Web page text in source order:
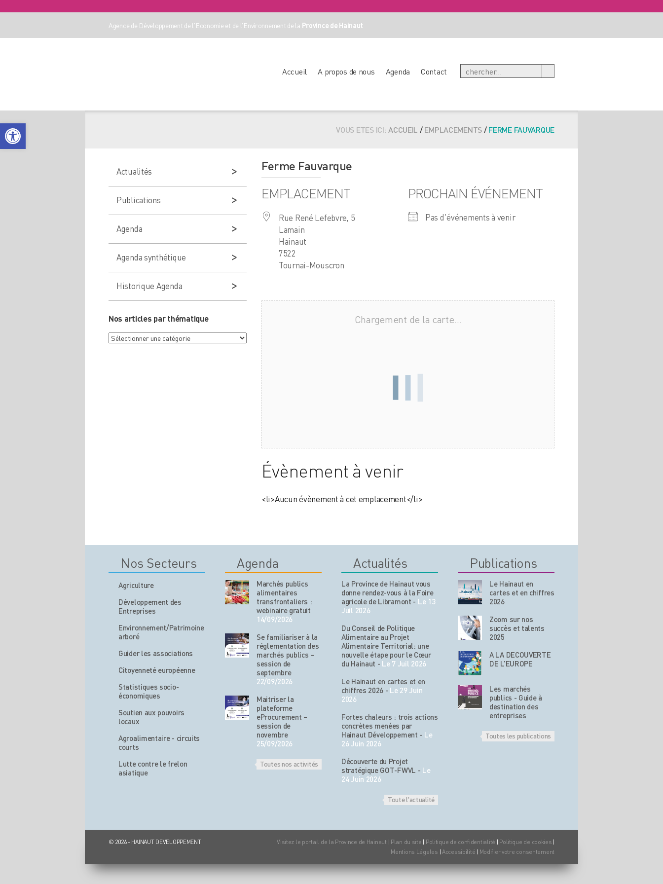
Agence de Développement de l'Economie et de l'Environnement de la Province de Hainaut
Accueil A propos de nous Agenda Contact
VOUS ETES ICI:ACCUEIL /EMPLACEMENTS/FERME FAUVARQUE
Ferme Fauvarque
EMPLACEMENT
Rue René Lefebvre, 5
Lamain
Hainaut
7522
Tournai-Mouscron
PROCHAIN ÉVÉNEMENT
Pas d'événements à venir
Chargement de la carte…
Évènement à venir
<li>Aucun évènement à cet emplacement</li>
Actualités
Publications
Agenda
Agenda synthétique
Historique Agenda
Nos articles par thématique
Nos
articles
Nos Secteurs
Agriculture
Développement des
Entreprises
Environnement/Patrimoine
arboré
Guider les associations
Citoyenneté européenne
Statistiques socio-
économiques
Soutien aux pouvoirs
locaux
Agroalimentaire - circuits
courts
Lutte contre le frelon
asiatique
Agenda
Marchés publics
alimentaires
transfrontaliers :
webinaire gratuit
14/09/2026
Se familiariser à la
réglementation des
marchés publics –
session de
septembre
22/09/2026
Maitriser la
plateforme
eProcurement –
session de
novembre
25/09/2026
Toutes nos activités
Actualités
La Province de Hainaut vous
donne rendez-vous à la Foire
agricole de Libramont - Le 13
Juil 2026
Du Conseil de Politique
Alimentaire au Projet
Alimentaire Territorial: une
nouvelle étape pour le Cœur
du Hainaut - Le 7 Juil 2026
Le Hainaut en cartes et en
chiffres 2026 - Le 29 Juin
2026
Fortes chaleurs : trois actions
concrètes menées par
Hainaut Développement - Le
26 Juin 2026
Découverte du Projet
stratégique GOT-FWVL - Le
24 Juin 2026
Toute l'actualité
Publications
Le Hainaut en
cartes et en chiffres
2026
Zoom sur nos
succès et talents
2025
A LA DECOUVERTE
DE L’EUROPE
Les marchés
publics - Guide à
destination des
entreprises
Toutes les publications
© 2026 - HAINAUT DEVELOPPEMENT Visitez le portail de la Province de Hainaut | Plan du site | Politique de confidentialité | Politique de cookies |
Mentions Légales | Accessibilité | Modifier votre consentement
Ouvrir la barre d’outils